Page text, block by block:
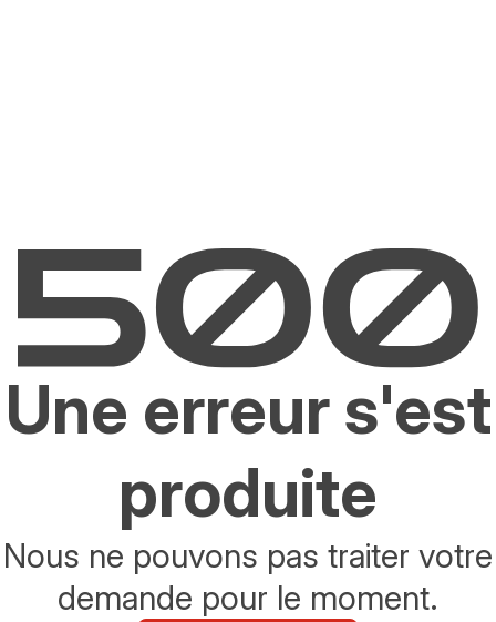
Une erreur s'est
produite
Nous ne pouvons pas traiter votre
demande pour le moment.